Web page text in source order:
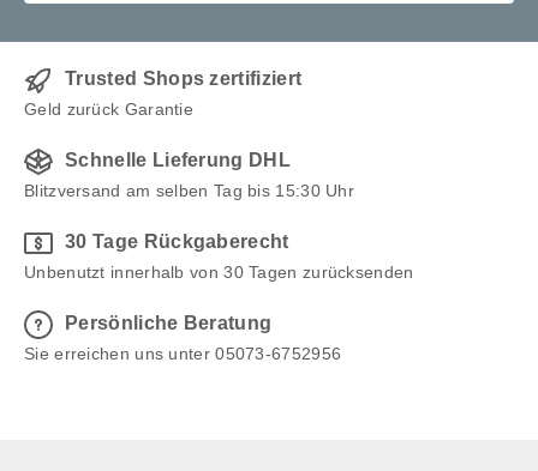
Trusted Shops zertifiziert
Geld zurück Garantie
Schnelle Lieferung DHL
Blitzversand am selben Tag bis 15:30 Uhr
30 Tage Rückgaberecht
Unbenutzt innerhalb von 30 Tagen zurücksenden
Persönliche Beratung
Sie erreichen uns unter 05073-6752956